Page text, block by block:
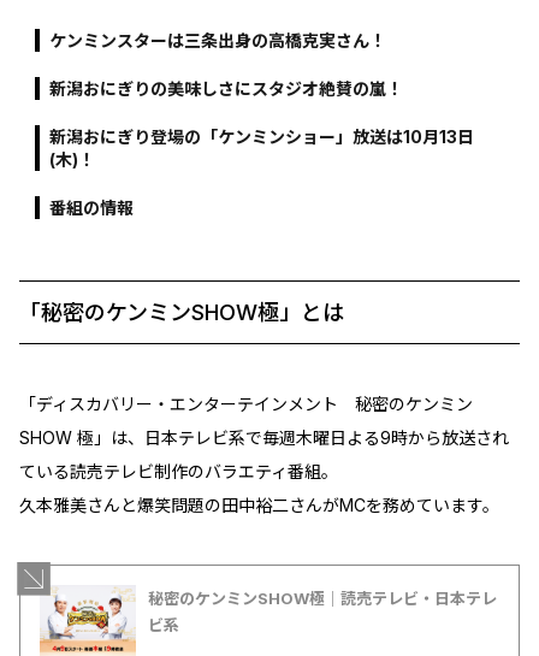
ケンミンスターは三条出身の高橋克実さん！
新潟おにぎりの美味しさにスタジオ絶賛の嵐！
新潟おにぎり登場の「ケンミンショー」放送は10月13日
(木)！
番組の情報
「秘密のケンミンSHOW極」とは
「ディスカバリー・エンターテインメント 秘密のケンミン
SHOW 極」は、日本テレビ系で毎週木曜日よる9時から放送され
ている読売テレビ制作のバラエティ番組。
久本雅美さんと爆笑問題の田中裕二さんがMCを務めています。
秘密のケンミンSHOW極｜読売テレビ・日本テレ
ビ系